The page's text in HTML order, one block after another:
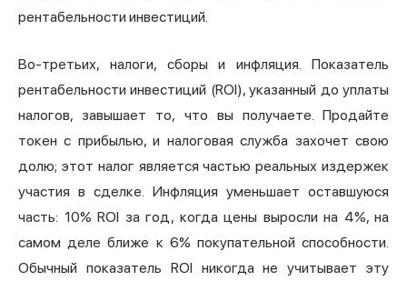
рентабельности инвестиций.
Во-третьих, налоги, сборы и инфляция. Показатель
рентабельности инвестиций (ROI), указанный до уплаты
налогов, завышает то, что вы получаете. Продайте
токен с прибылью, и налоговая служба захочет свою
долю; этот налог является частью реальных издержек
участия в сделке. Инфляция уменьшает оставшуюся
часть: 10% ROI за год, когда цены выросли на 4%, на
самом деле ближе к 6% покупательной способности.
Обычный показатель ROI никогда не учитывает эту